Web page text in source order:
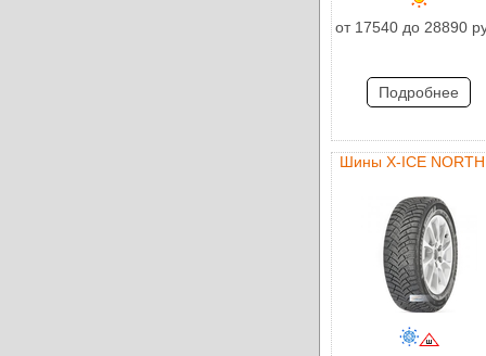
от 17540 до 28890
Подробнее
Шины X-ICE